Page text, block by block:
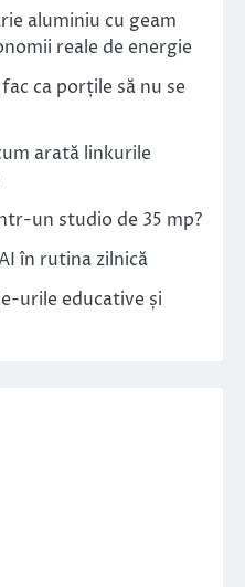
aluminiu cu geam
reale de energie
ca porțile să nu se
arată linkurile
un studio de 35 mp?
în rutina zilnică
urile educative și